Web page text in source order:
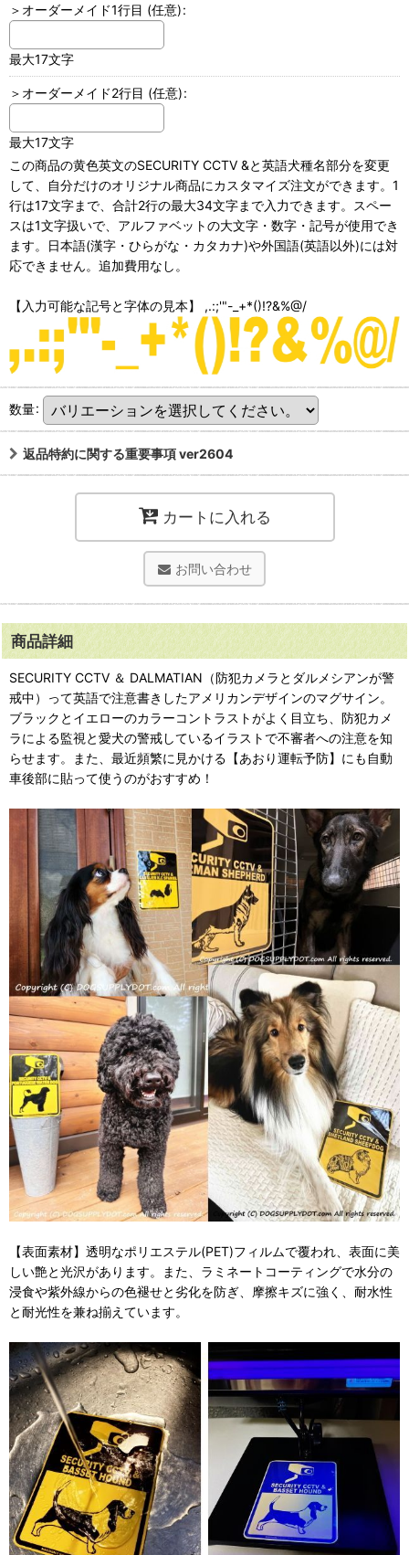
＞オーダーメイド1行目 (任意):
最大17文字
＞オーダーメイド2行目 (任意):
最大17文字
この商品の黄色英文のSECURITY CCTV &と英語犬種名部分を変更
して、自分だけのオリジナル商品にカスタマイズ注文ができます。1
行は17文字まで、合計2行の最大34文字まで入力できます。スペー
スは1文字扱いで、アルファベットの大文字・数字・記号が使用でき
ます。日本語(漢字・ひらがな・カタカナ)や外国語(英語以外)には対
応できません。追加費用なし。
【入力可能な記号と字体の見本】 ,.:;'"-_+*()!?&%@/
数量:
返品特約に関する重要事項 ver2604
カートに入れる
お問い合わせ
商品詳細
SECURITY CCTV ＆ DALMATIAN（防犯カメラとダルメシアンが警
戒中）って英語で注意書きしたアメリカンデザインのマグサイン。
ブラックとイエローのカラーコントラストがよく目立ち、防犯カメ
ラによる監視と愛犬の警戒しているイラストで不審者への注意を知
らせます。また、最近頻繁に見かける【あおり運転予防】にも自動
車後部に貼って使うのがおすすめ！
【表面素材】透明なポリエステル(PET)フィルムで覆われ、表面に美
しい艶と光沢があります。また、ラミネートコーティングで水分の
浸食や紫外線からの色褪せと劣化を防ぎ、摩擦キズに強く、耐水性
と耐光性を兼ね揃えています。